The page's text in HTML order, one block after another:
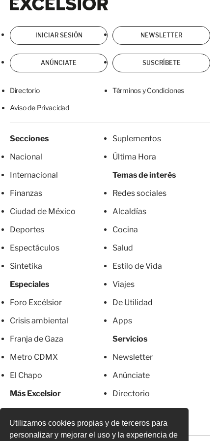
Utilizamos cookies propias y de terceros para
personalizar y mejorar el uso y la experiencia de
INICIAR SESIÓN NEWSLETTER
ANÚNCIATE SUSCRÍBETE
Directorio Términos y Condiciones
Aviso de Privacidad
Secciones
Nacional
Internacional
Finanzas
Ciudad de México
Deportes
Espectáculos
Sintetika
Especiales
Foro Excélsior
Crisis ambiental
Franja de Gaza
Metro CDMX
El Chapo
Más Excelsior
Suplementos
Última Hora
Temas de interés
Redes sociales
Alcaldías
Cocina
Salud
Estilo de Vida
Viajes
De Utilidad
Apps
Servicios
Newsletter
Anúnciate
Directorio